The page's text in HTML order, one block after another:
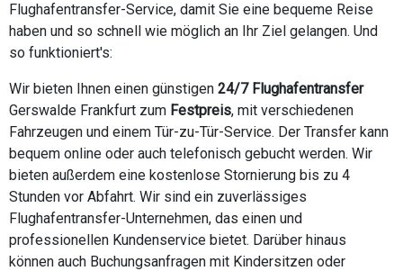
Flughafentransfer-Service, damit Sie eine bequeme Reise
haben und so schnell wie möglich an Ihr Ziel gelangen. Und
so funktioniert's:
Wir bieten Ihnen einen günstigen 24/7 Flughafentransfer
Gerswalde Frankfurt zum Festpreis, mit verschiedenen
Fahrzeugen und einem Tür-zu-Tür-Service. Der Transfer kann
bequem online oder auch telefonisch gebucht werden. Wir
bieten außerdem eine kostenlose Stornierung bis zu 4
Stunden vor Abfahrt. Wir sind ein zuverlässiges
Flughafentransfer-Unternehmen, das einen und
professionellen Kundenservice bietet. Darüber hinaus
können auch Buchungsanfragen mit Kindersitzen oder